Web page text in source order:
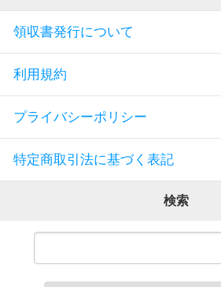
領収書発行について
利用規約
プライバシーポリシー
特定商取引法に基づく表記
検索